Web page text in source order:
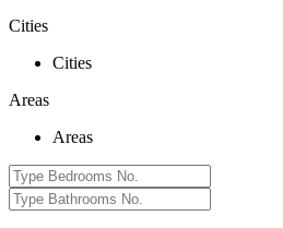
Cities
Cities
Areas
Areas